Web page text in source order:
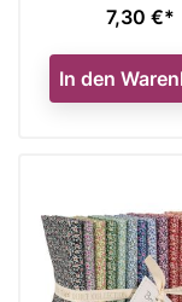
Preis
7,30 €*
In den